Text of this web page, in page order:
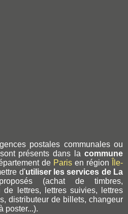
postales communales ou
présents dans la commune
de Parisen région
Île-
d'utiliser les services de La
(achat de timbres,
de lettres, lettres suivies, lettres
distributeur de billets, changeur
poster...).